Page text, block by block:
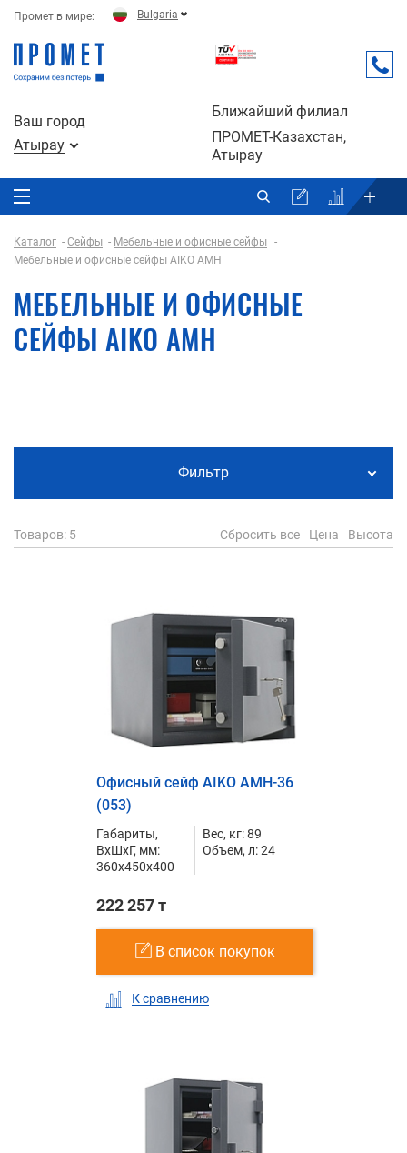
Промет в мире: Bulgaria
Ваш город
Атырау
Ближайший филиал
ПРОМЕТ-Казахстан,
Атырау
Каталог Сейфы
Мебельные и офисные сейфы
Мебельные и офисные сейфы AIKO AMH
МЕБЕЛЬНЫЕ И ОФИСНЫЕ
СЕЙФЫ AIKO AMH
Фильтр
Товаров: 5 Сбросить все Цена Высота
Офисный сейф AIKO AMH-36
(053)
Габариты,
ВxШxГ, мм:
360x450x400
Вес, кг: 89
Объем, л: 24
222 257 т
В список покупок
К сравнению